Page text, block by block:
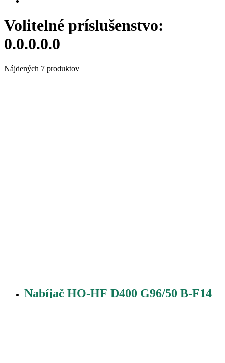
Volitelné príslušenstvo:
0.0.0.0.0
Nájdených 7 produktov
Nabíjač HO-HF D400 G96/50 B-F14